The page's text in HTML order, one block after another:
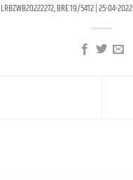
BRE 19/5412 | 25-04-2022